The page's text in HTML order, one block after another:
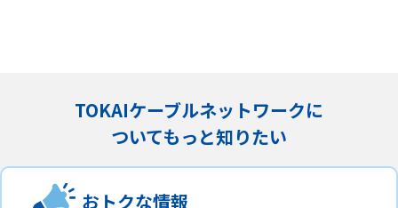
TOKAIケーブルネットワークに
ついてもっと知りたい
おトクな情報